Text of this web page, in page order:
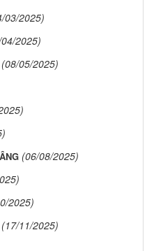
03/2025)
2025)
(08/05/2025)
(06/08/2025)
2025)
(17/11/2025)